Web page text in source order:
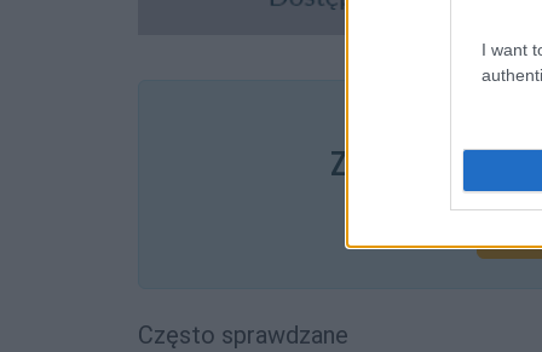
I want
Zobacz, co
Często sprawdzane